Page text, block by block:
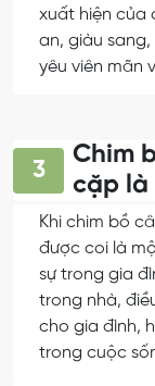
xuất hiện của
an, giàu
yêu viên mãn
3
Chim
cặp là
Khi chim bồ
được coi là
sự trong gia
trong nhà,
cho gia đình,
trong cuộc